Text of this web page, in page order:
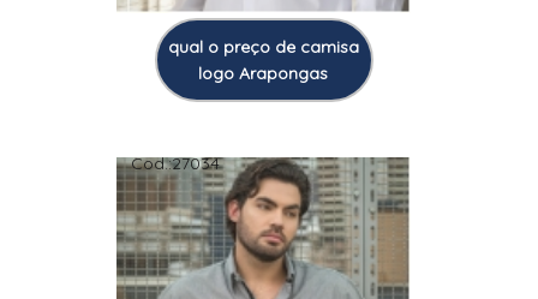
qual o preço de camisa
logo Arapongas
Cod.:27034